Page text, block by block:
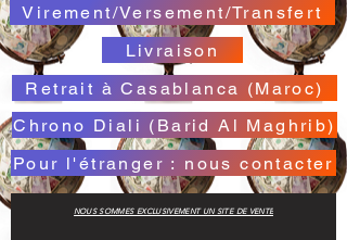
Virement/Versement/Transfert
Livraison
Retrait à Casablanca (Maroc)
Chrono Diali (Barid Al Maghrib)
Pour l'étranger : nous contacter
NOUS SOMMES EXCLUSIVEMENT UN SITE DE VENTE